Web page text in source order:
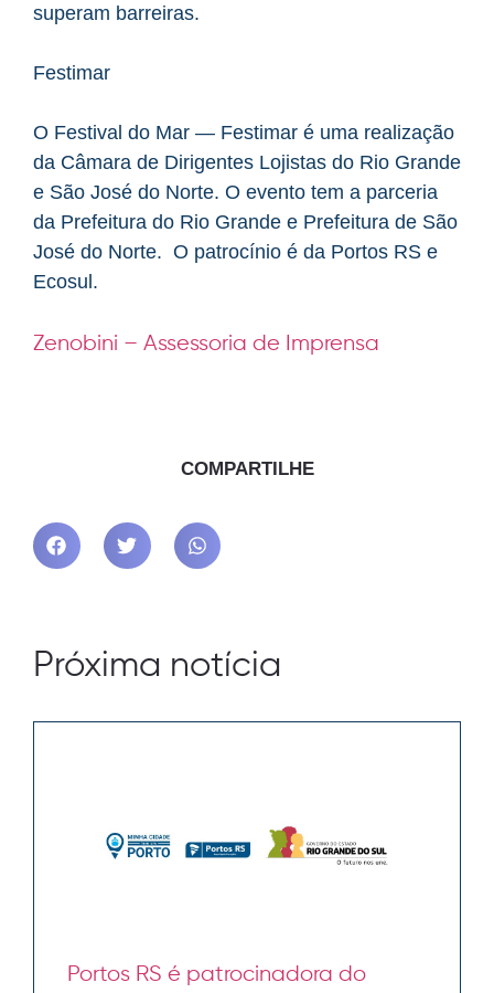
superam barreiras.
Festimar
O Festival do Mar — Festimar é uma realização
da Câmara de Dirigentes Lojistas do Rio Grande
e São José do Norte. O evento tem a parceria
da Prefeitura do Rio Grande e Prefeitura de São
José do Norte. O patrocínio é da Portos RS e
Ecosul.
Zenobini – Assessoria de Imprensa
COMPARTILHE
Próxima notícia
Portos RS é patrocinadora do